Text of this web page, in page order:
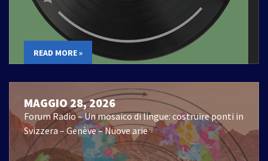
READ MORE »
MAGGIO 28, 2026
Forum Radio – Un mosaico di lingue: costruire ponti in
Svizzera – Genève – Nuove arie